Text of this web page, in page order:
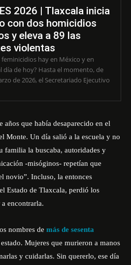
2026 | Tlaxcala inicia
con dos homicidios
y eleva a 89 las
violentas
hay en México y en
Hasta el momento, de
de 2026, el Secretariado Ejecutivo
años que había desaparecido en el
Monte. Un día salió a la escuela y no
familia la buscaba, autoridades y
-misóginos- repetían que
novio”. Incluso, la entonces
Estado de Tlaxcala, perdió los
encontrarla.
nombres de más de sesenta
Mujeres que murieron a manos
y cuidarlas. Sin quererlo, ese día